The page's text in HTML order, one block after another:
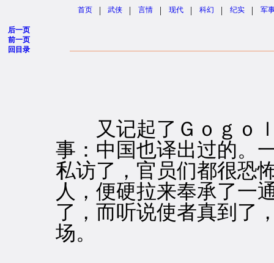
首页 | 武侠 | 言情 | 现代 | 科幻 | 纪实 | 军
后一页
前一页
回目录
又记起了Ｇｏｇｏｌ
事：中国也译出过的。
私访了，官员们都很恐
人，便硬拉来奉承了一
了，而听说使者真到了
场。